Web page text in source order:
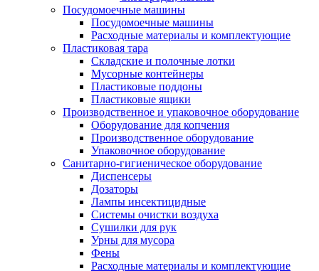
Посудомоечные машины
Посудомоечные машины
Расходные материалы и комплектующие
Пластиковая тара
Складские и полочные лотки
Мусорные контейнеры
Пластиковые поддоны
Пластиковые ящики
Производственное и упаковочное оборудование
Оборудование для копчения
Производственное оборудование
Упаковочное оборудование
Санитарно-гигиеническое оборудование
Диспенсеры
Дозаторы
Лампы инсектицидные
Системы очистки воздуха
Сушилки для рук
Урны для мусора
Фены
Расходные материалы и комплектующие